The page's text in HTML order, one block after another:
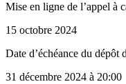
Mise en ligne de l’appel à
15 octobre 2024
Date d’échéance du dépôt
31 décembre 2024 à 20:00